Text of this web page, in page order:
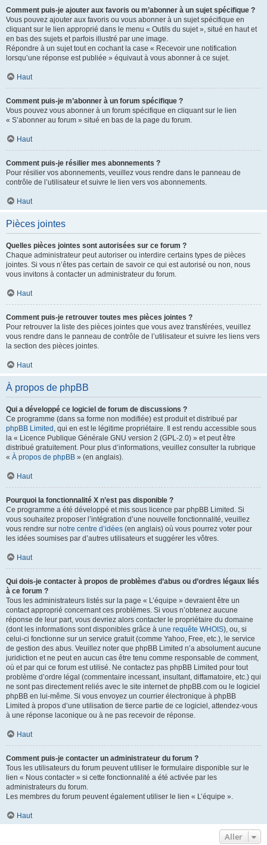
Comment puis-je ajouter aux favoris ou m’abonner à un sujet spécifique ?
Vous pouvez ajouter aux favoris ou vous abonner à un sujet spécifique en
cliquant sur le lien approprié dans le menu « Outils du sujet », situé en haut et
en bas des sujets et parfois illustré par une image.
Répondre à un sujet tout en cochant la case « Recevoir une notification
lorsqu’une réponse est publiée » équivaut à vous abonner à ce sujet.
Haut
Comment puis-je m’abonner à un forum spécifique ?
Vous pouvez vous abonner à un forum spécifique en cliquant sur le lien
« S’abonner au forum » situé en bas de la page du forum.
Haut
Comment puis-je résilier mes abonnements ?
Pour résilier vos abonnements, veuillez vous rendre dans le panneau de
contrôle de l’utilisateur et suivre le lien vers vos abonnements.
Haut
Pièces jointes
Quelles pièces jointes sont autorisées sur ce forum ?
Chaque administrateur peut autoriser ou interdire certains types de pièces
jointes. Si vous n’êtes pas certain de savoir ce qui est autorisé ou non, nous
vous invitons à contacter un administrateur du forum.
Haut
Comment puis-je retrouver toutes mes pièces jointes ?
Pour retrouver la liste des pièces jointes que vous avez transférées, veuillez
vous rendre dans le panneau de contrôle de l’utilisateur et suivre les liens vers
la section des pièces jointes.
Haut
À propos de phpBB
Qui a développé ce logiciel de forum de discussions ?
Ce programme (dans sa forme non modifiée) est produit et distribué par
phpBB Limited , qui en est le légitime propriétaire. Il est rendu accessible sous
la « Licence Publique Générale GNU version 2 (GPL-2.0) » et peut être
distribué gratuitement. Pour plus d’informations, veuillez consulter la rubrique
« À propos de phpBB » (en anglais).
Haut
Pourquoi la fonctionnalité X n’est pas disponible ?
Ce programme a été développé et mis sous licence par phpBB Limited. Si
vous souhaitez proposer l’intégration d’une nouvelle fonctionnalité, veuillez
vous rendre sur notre centre d’idées (en anglais) où vous pourrez voter pour
les idées soumises par d’autres utilisateurs et suggérer les vôtres.
Haut
Qui dois-je contacter à propos de problèmes d’abus ou d’ordres légaux liés
à ce forum ?
Tous les administrateurs listés sur la page « L’équipe » devraient être un
contact approprié concernant ces problèmes. Si vous n’obtenez aucune
réponse de leur part, vous devriez alors contacter le propriétaire du domaine
(dont les informations sont disponibles grâce à une requête WHOIS), ou, si
celui-ci fonctionne sur un service gratuit (comme Yahoo, Free, etc.), le service
de gestion des abus. Veuillez noter que phpBB Limited n’a absolument aucune
juridiction et ne peut en aucun cas être tenu comme responsable de comment,
où et par qui ce forum est utilisé. Ne contactez pas phpBB Limited pour tout
problème d’ordre légal (commentaire incessant, insultant, diffamatoire, etc.) qui
ne sont pas directement reliés avec le site internet de phpBB.com ou le logiciel
phpBB en lui-même. Si vous envoyez un courrier électronique à phpBB
Limited à propos d’une utilisation de tierce partie de ce logiciel, attendez-vous
à une réponse laconique ou à ne pas recevoir de réponse.
Haut
Comment puis-je contacter un administrateur du forum ?
Tous les utilisateurs du forum peuvent utiliser le formulaire disponible sur le
lien « Nous contacter » si cette fonctionnalité a été activée par les
administrateurs du forum.
Les membres du forum peuvent également utiliser le lien « L’équipe ».
Haut
Aller